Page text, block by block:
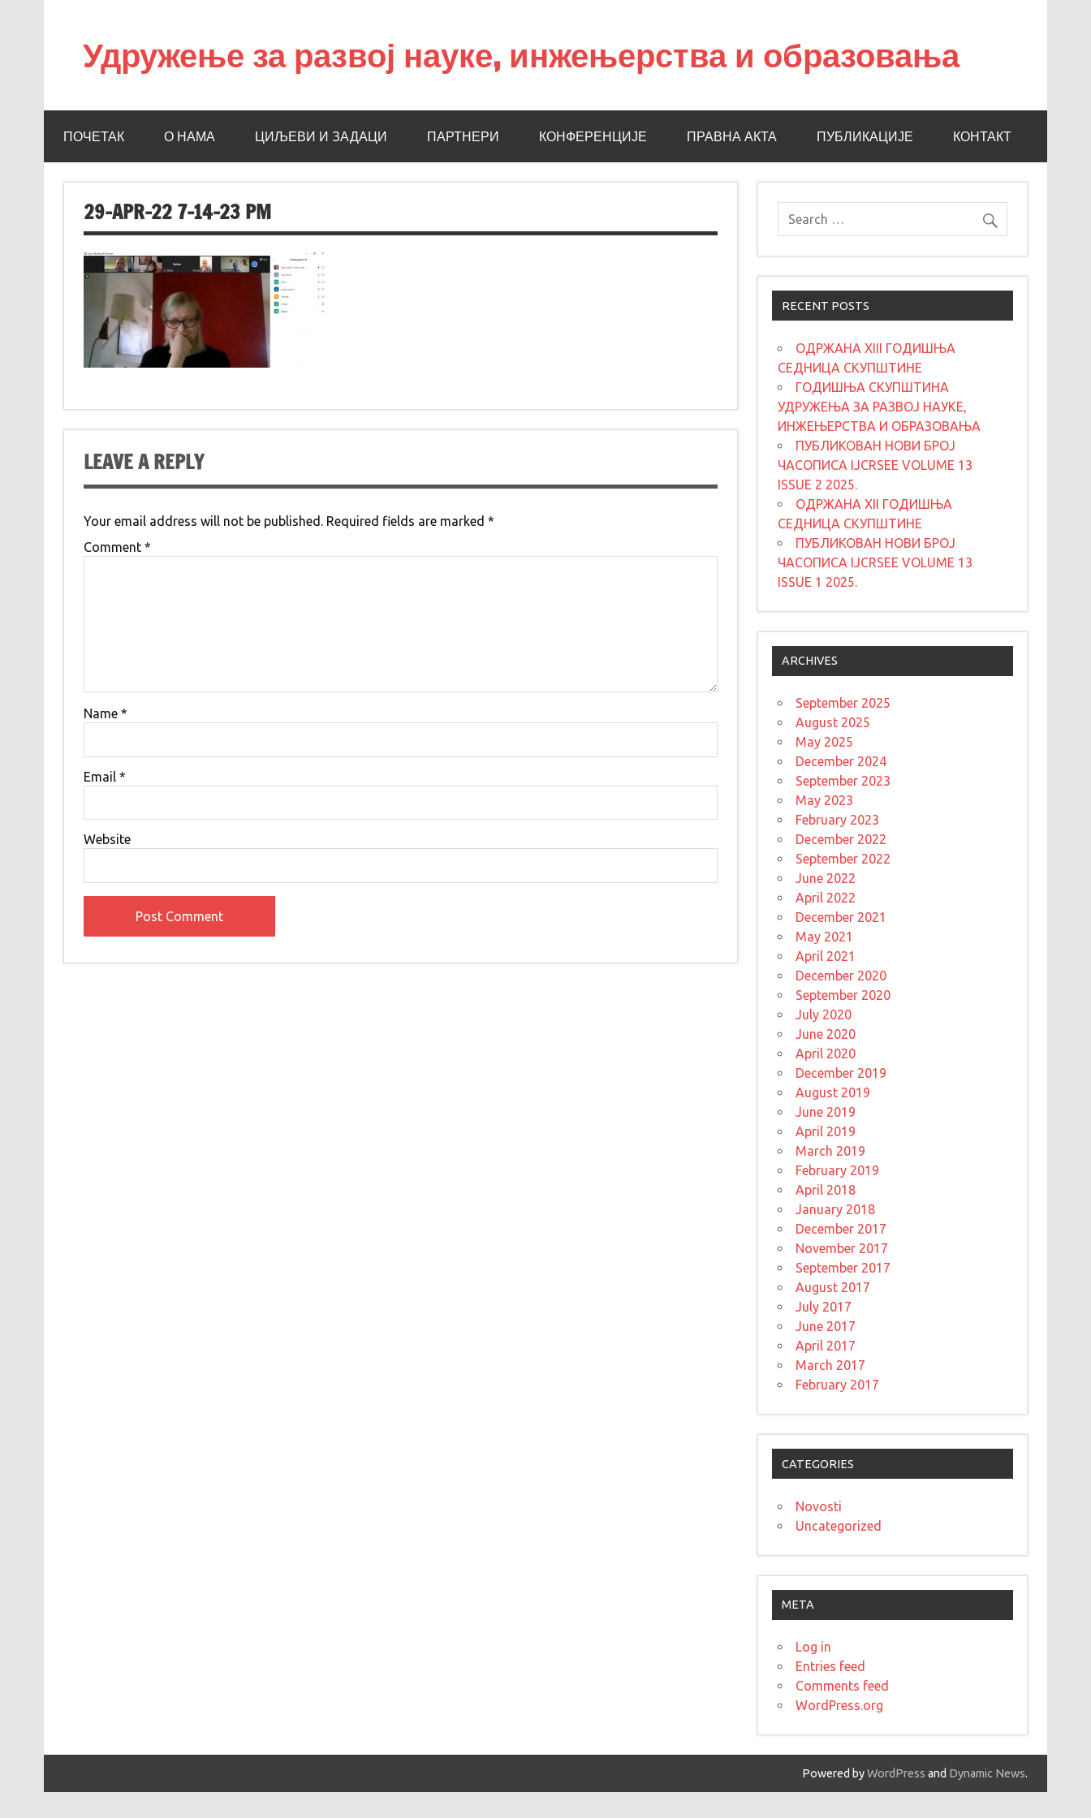
Удружење за развој науке, инжењерства и образовања
ПОЧЕТАК О НАМА ЦИЉЕВИ И ЗАДАЦИ ПАРТНЕРИ КОНФЕРЕНЦИЈЕ ПРАВНА АКТА ПУБЛИКАЦИЈЕ КОНТАКТ
29-APR-22 7-14-23 PM
LEAVE A REPLY
Your email address will not be published. Required fields are marked *
Comment *
Name *
Email *
Website
RECENT POSTS
ОДРЖАНА XIII ГОДИШЊА
СЕДНИЦА СКУПШТИНЕ
ГОДИШЊА СКУПШТИНА
УДРУЖЕЊА ЗА РАЗВОЈ НАУКЕ,
ИНЖЕЊЕРСТВА И ОБРАЗОВАЊА
ПУБЛИКОВАН НОВИ БРОЈ
ЧАСОПИСА IJCRSEE VOLUME 13
ISSUE 2 2025.
ОДРЖАНА XII ГОДИШЊА
СЕДНИЦА СКУПШТИНЕ
ПУБЛИКОВАН НОВИ БРОЈ
ЧАСОПИСА IJCRSEE VOLUME 13
ISSUE 1 2025.
ARCHIVES
September 2025
August 2025
May 2025
December 2024
September 2023
May 2023
February 2023
December 2022
September 2022
June 2022
April 2022
December 2021
May 2021
April 2021
December 2020
September 2020
July 2020
June 2020
April 2020
December 2019
August 2019
June 2019
April 2019
March 2019
February 2019
April 2018
January 2018
December 2017
November 2017
September 2017
August 2017
July 2017
June 2017
April 2017
March 2017
February 2017
CATEGORIES
Novosti
Uncategorized
META
Log in
Entries feed
Comments feed
WordPress.org
Powered byWordPress and Dynamic News.